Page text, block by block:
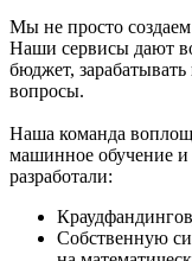
Мы не просто
Наши сервисы дают
бюджет,
вопросы.
Наша команда
машинное обучение
разработали:
Собственную